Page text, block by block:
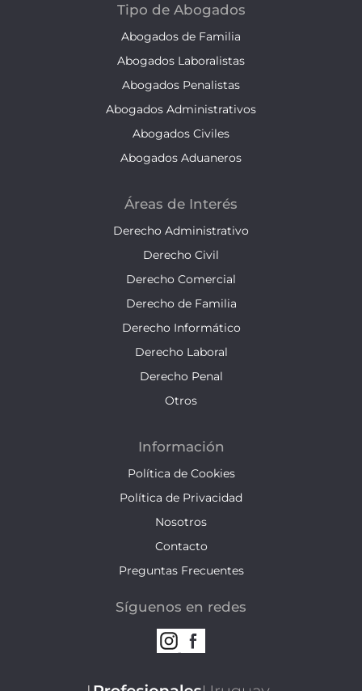
Tipo de Abogados
Abogados de Familia
Abogados Laboralistas
Abogados Penalistas
Abogados Administrativos
Abogados Civiles
Abogados Aduaneros
Áreas de Interés
Derecho Administrativo
Derecho Civil
Derecho Comercial
Derecho de Familia
Derecho Informático
Derecho Laboral
Derecho Penal
Otros
Información
Política de Cookies
Política de Privacidad
Nosotros
Contacto
Preguntas Frecuentes
Síguenos en redes